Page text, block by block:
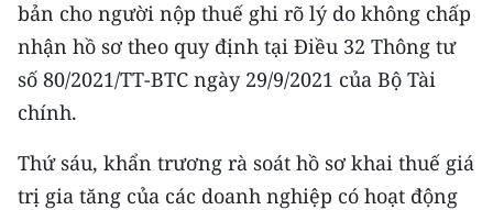
bản cho người nộp thuế ghi rõ lý do không chấp
nhận hồ sơ theo quy định tại Điều 32 Thông tư
số 80/2021/TT-BTC ngày 29/9/2021 của Bộ Tài
chính.
Thứ sáu, khẩn trương rà soát hồ sơ khai thuế giá
trị gia tăng của các doanh nghiệp có hoạt động